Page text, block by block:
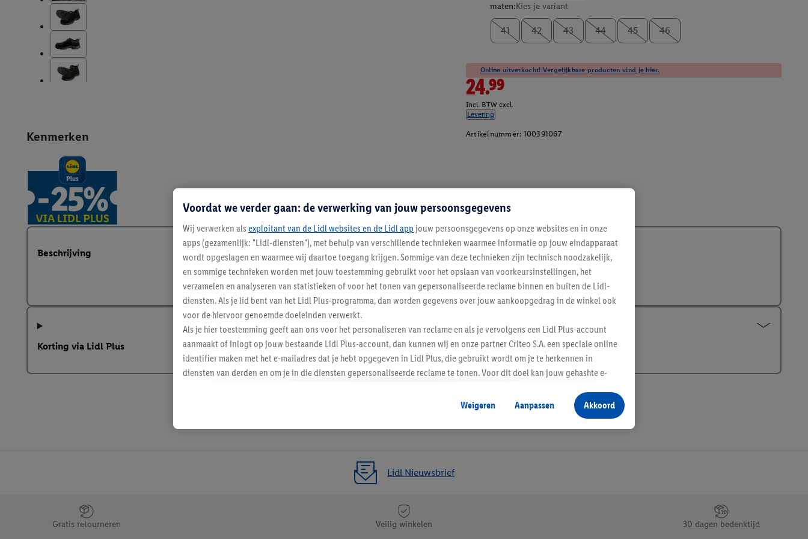
Kenmerken
maten:Kies je variant
41 42 43 44 45 46
Online uitverkocht! Vergelijkbare producten vind je hier.
24.99
Incl. BTW excl.
Levering
Artikelnummer: 100391067
Beschrijving
Korting via Lidl Plus
Lidl Nieuwsbrief
Jouw voordelen bij ons als Lidl webshop klant
Gratis retourneren Veilig winkelen 30 dagen bedenktijd
Voordat we verder gaan: de verwerking van jouw persoonsgegevens
Wij verwerken als exploitant van de Lidl websites en de Lidl app jouw persoonsgegevens op onze websites en in onze
apps (gezamenlijk: "Lidl-diensten"), met behulp van verschillende technieken waarmee informatie op jouw eindapparaat
wordt opgeslagen en waarmee wij daartoe toegang krijgen. Sommige van deze technieken zijn technisch noodzakelijk,
en sommige technieken worden met jouw toestemming gebruikt voor het opslaan van voorkeursinstellingen, het
verzamelen en analyseren van statistieken of voor het tonen van gepersonaliseerde reclame binnen en buiten de Lidl-
diensten. Als je lid bent van het Lidl Plus-programma, dan worden gegevens over jouw aankoopgedrag in de winkel ook
voor de hiervoor genoemde doeleinden verwerkt.
Als je hier toestemming geeft aan ons voor het personaliseren van reclame en als je vervolgens een Lidl Plus-account
aanmaakt of inlogt op jouw bestaande Lidl Plus-account, dan kunnen wij en onze partner Criteo S.A. een speciale online
identifier maken met het e-mailadres dat je hebt opgegeven in Lidl Plus, die gebruikt wordt om je te herkennen in
diensten van derden en om je in die diensten gepersonaliseerde reclame te tonen. Voor dit doel kan jouw gehashte e-
Als je hiervoor toestemming geeft, dan kunnen retargeting advertenties worden weergegeven voor producten waarin je
eerder interesse hebt getoond (bijvoorbeeld door het product in een winkelmandje van een online winkel te plaatsen
Lidl-diensten worden weergegeven, als verschillende eindapparaten en Lidl-diensten, met behulp van jouw gehashte e-
mailadres en met eventuele andere identifiers of met identifiers waarover Criteo S.A. beschikt, aan jou kunnen worden
Onder "Aanpassen" kun je aangeven met welke cookies en vergelijkbare technieken en met welke
verwerkingsdoeleinden je instemt. Verder kan je er meer informatie vinden over de gegevensverwerking.
Door te klikken op "Weigeren", kies je voor de optie dat er enkel technisch noodzakelijke cookies en vergelijkbare
Weigeren Aanpassen Akkoord